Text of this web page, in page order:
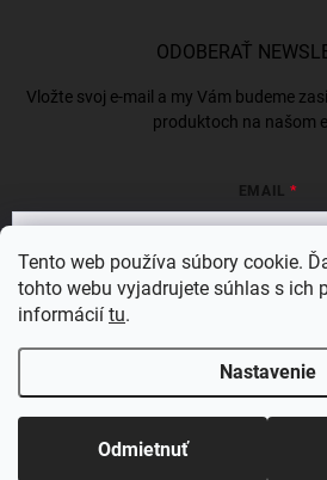
Tento web používa súbory cookie.
tohto webu vyjadrujete súhlas s ich
informácií tu.
Nastavenie
Odmietnuť
ODOBERAŤ
Vložte svoj e-mail a my Vám budeme
produktoch na našom
EMAIL
Vložením e-mailu súhlasíte s
Prihlásiť sa
Copyright 2026 .